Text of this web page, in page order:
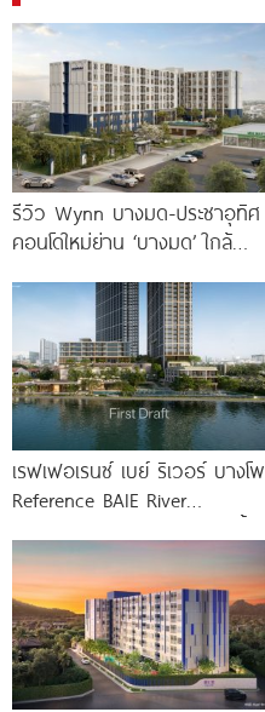
รีวิว Wynn บางมด-ประชาอุทิศ
คอนโดใหม่ย่าน ‘บางมด’ ใกล้
สายสีม่วง
เรฟเฟอเรนซ์ เบย์ ริเวอร์ บางโพ
Reference BAIE River
จาก